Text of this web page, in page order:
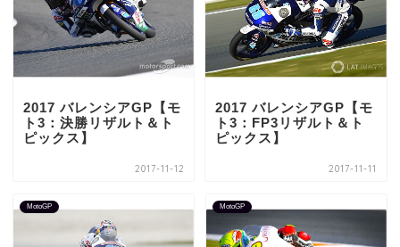
2017 バレンシアGP【モ
ト3：決勝リザルト＆ト
ピックス】
2017-11-12
2017 バレンシアGP【モ
ト3：FP3リザルト＆ト
ピックス】
2017-11-11
MotoGP MotoGP